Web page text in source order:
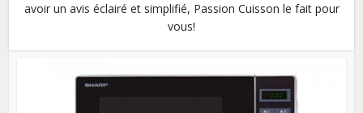
avoir un avis éclairé et simplifié, Passion Cuisson le fait pour
vous!